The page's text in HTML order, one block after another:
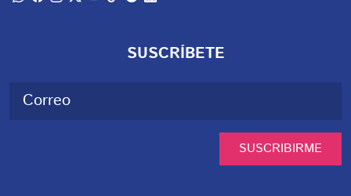
SUSCRÍBETE
SUSCRIBIRME